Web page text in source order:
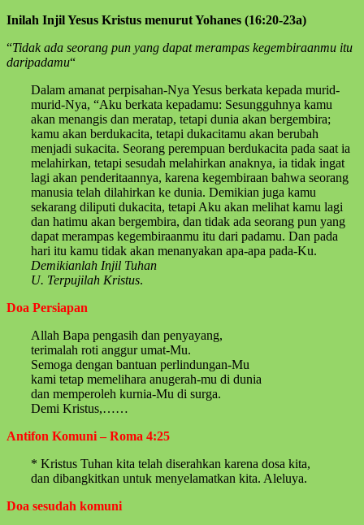
Inilah Injil Yesus Kristus menurut Yohanes (16:20-23a)
“Tidak ada seorang pun yang dapat merampas kegembiraanmu itu
daripadamu“
Dalam amanat perpisahan-Nya Yesus berkata kepada murid-
murid-Nya, “Aku berkata kepadamu: Sesungguhnya kamu
akan menangis dan meratap, tetapi dunia akan bergembira;
kamu akan berdukacita, tetapi dukacitamu akan berubah
menjadi sukacita. Seorang perempuan berdukacita pada saat ia
melahirkan, tetapi sesudah melahirkan anaknya, ia tidak ingat
lagi akan penderitaannya, karena kegembiraan bahwa seorang
manusia telah dilahirkan ke dunia. Demikian juga kamu
sekarang diliputi dukacita, tetapi Aku akan melihat kamu lagi
dan hatimu akan bergembira, dan tidak ada seorang pun yang
dapat merampas kegembiraanmu itu dari padamu. Dan pada
hari itu kamu tidak akan menanyakan apa-apa pada-Ku.
Demikianlah Injil Tuhan
U. Terpujilah Kristus.
Doa Persiapan
Allah Bapa pengasih dan penyayang,
terimalah roti anggur umat-Mu.
Semoga dengan bantuan perlindungan-Mu
kami tetap memelihara anugerah-mu di dunia
dan memperoleh kurnia-Mu di surga.
Demi Kristus,……
Antifon Komuni – Roma 4:25
* Kristus Tuhan kita telah diserahkan karena dosa kita,
dan dibangkitkan untuk menyelamatkan kita. Aleluya.
Doa sesudah komuni